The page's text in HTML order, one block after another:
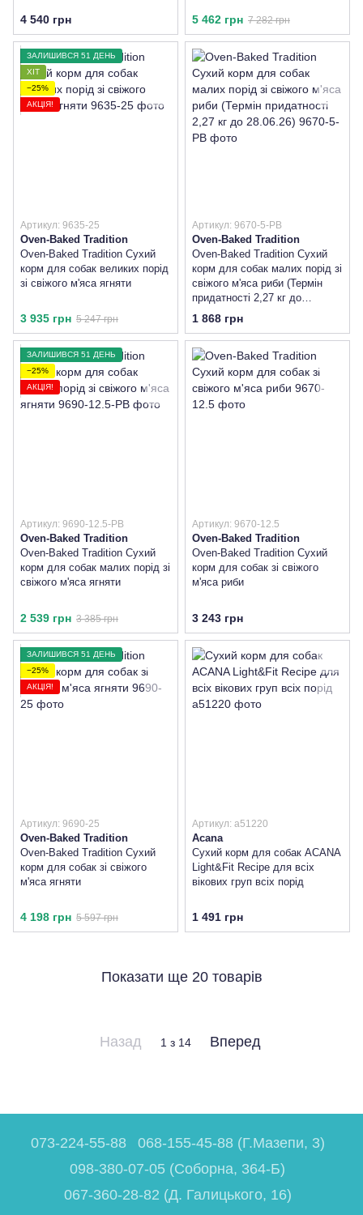
4 540 грн 5 462 грн 7 282 грн
ЗАЛИШИВСЯ 51 ДЕНЬ
ХІТ
−25%
АКЦІЯ!
Артикул: 9635-25
Oven-Baked Tradition
Oven-Baked Tradition Сухий
корм для собак великих порід
зі свіжого м'яса ягняти
3 935 грн 5 247 грн
Артикул: 9670-5-PB
Oven-Baked Tradition
Oven-Baked Tradition Сухий
корм для собак малих порід зі
свіжого м'яса риби (Термін
придатності 2,27 кг до
28.06.26)
1 868 грн
ЗАЛИШИВСЯ 51 ДЕНЬ
−25%
АКЦІЯ!
Артикул: 9690-12.5-PB
Oven-Baked Tradition
Oven-Baked Tradition Сухий
корм для собак малих порід зі
свіжого м'яса ягняти
2 539 грн 3 385 грн
Артикул: 9670-12.5
Oven-Baked Tradition
Oven-Baked Tradition Сухий
корм для собак зі свіжого
м'яса риби
3 243 грн
ЗАЛИШИВСЯ 51 ДЕНЬ
−25%
АКЦІЯ!
Артикул: 9690-25
Oven-Baked Tradition
Oven-Baked Tradition Сухий
корм для собак зі свіжого
м'яса ягняти
4 198 грн 5 597 грн
Артикул: a51220
Acana
Сухий корм для собак ACANA
Light&Fit Recipe для всіх
вікових груп всіх порід
1 491 грн
Показати ще 20 товарів
Назад 1 з 14 Вперед
073-224-55-88
068-155-45-88 (Г.Мазепи, 3)
098-380-07-05 (Соборна, 364-Б)
067-360-28-82 (Д. Галицького, 16)